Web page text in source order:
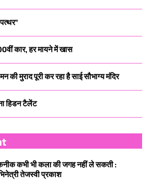
कार, हर मायने में खास
की मुराद पूरी कर रहा है साई सौभाग्य मंदिर
हिडन टैलेंट
कभी भी कला की जगह नहीं ले सकती :
तेजस्वी प्रकाश